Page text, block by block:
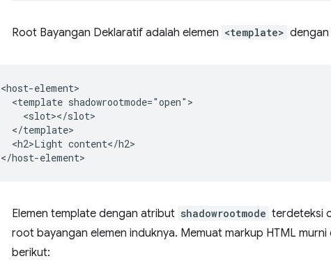
Root Bayangan Deklaratif adalah elemen <template>
<host-element>
  <template shadowrootmode="open">
    <slot></slot>
  </template>
  <h2>Light content</h2>
Elemen template dengan atribut shadowrootmode terdeteksi
root bayangan elemen induknya. Memuat markup HTML
berikut: